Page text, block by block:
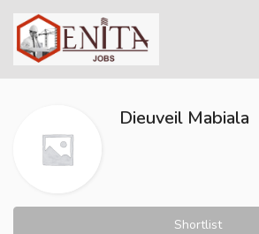
Dieuveil Mabiala
Shortlist